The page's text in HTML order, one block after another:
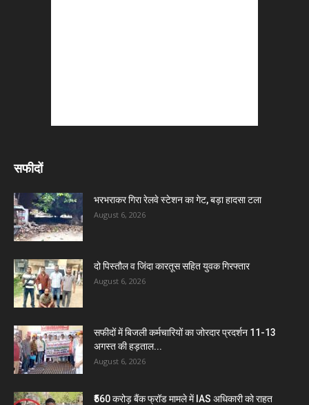
सफीदों
भरभराकर गिरा रेलवे स्टेशन का गेट, बड़ा हादसा टला
August 6, 2026
दो पिस्तौल व जिंदा कारतूस सहित युवक गिरफ्तार
August 6, 2026
सफीदों में बिजली कर्मचारियों का जोरदार प्रदर्शन 11-13
अगस्त की हड़ताल...
August 6, 2026
₹560 करोड़ बैंक फ्रॉड मामले में IAS अधिकारी को राहत